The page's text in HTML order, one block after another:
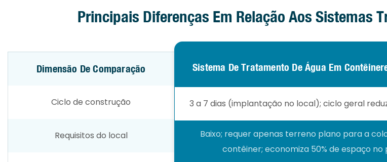
Principais Diferenças Em Relação Aos Sistemas
Dimensão De Comparação
Ciclo de construção
Requisitos do local
Sistema De Tratamento De Água Em
3 a 7 dias (implantação no local); ciclo geral
Baixo; requer apenas terreno plano para a
contêiner; economiza 50% de espaço no